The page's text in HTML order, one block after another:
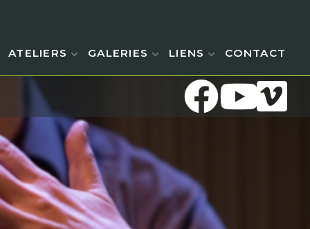
ATELIERS GALERIES LIENS CONTACT